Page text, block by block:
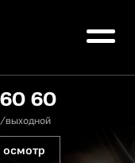
60
выходной
осмотр